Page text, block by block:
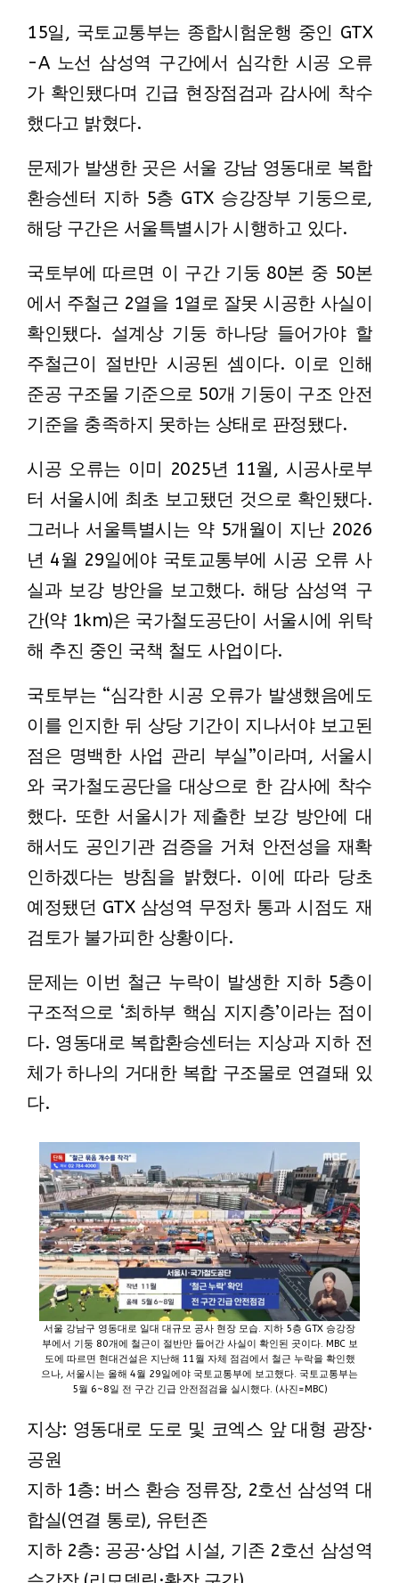
15일, 국토교통부는 종합시험운행 중인 GTX
-A 노선 삼성역 구간에서 심각한 시공 오류
가 확인됐다며 긴급 현장점검과 감사에 착수
했다고 밝혔다.
문제가 발생한 곳은 서울 강남 영동대로 복합
환승센터 지하 5층 GTX 승강장부 기둥으로,
해당 구간은 서울특별시가 시행하고 있다.
국토부에 따르면 이 구간 기둥 80본 중 50본
에서 주철근 2열을 1열로 잘못 시공한 사실이
확인됐다. 설계상 기둥 하나당 들어가야 할
주철근이 절반만 시공된 셈이다. 이로 인해
준공 구조물 기준으로 50개 기둥이 구조 안전
기준을 충족하지 못하는 상태로 판정됐다.
시공 오류는 이미 2025년 11월, 시공사로부
터 서울시에 최초 보고됐던 것으로 확인됐다.
그러나 서울특별시는 약 5개월이 지난 2026
년 4월 29일에야 국토교통부에 시공 오류 사
실과 보강 방안을 보고했다. 해당 삼성역 구
간(약 1km)은 국가철도공단이 서울시에 위탁
해 추진 중인 국책 철도 사업이다.
국토부는 “심각한 시공 오류가 발생했음에도
이를 인지한 뒤 상당 기간이 지나서야 보고된
점은 명백한 사업 관리 부실”이라며, 서울시
와 국가철도공단을 대상으로 한 감사에 착수
했다. 또한 서울시가 제출한 보강 방안에 대
해서도 공인기관 검증을 거쳐 안전성을 재확
인하겠다는 방침을 밝혔다. 이에 따라 당초
예정됐던 GTX 삼성역 무정차 통과 시점도 재
검토가 불가피한 상황이다.
문제는 이번 철근 누락이 발생한 지하 5층이
구조적으로 ‘최하부 핵심 지지층’이라는 점이
다. 영동대로 복합환승센터는 지상과 지하 전
체가 하나의 거대한 복합 구조물로 연결돼 있
다.
서울 강남구 영동대로 일대 대규모 공사 현장 모습. 지하 5층 GTX 승강장
부에서 기둥 80개에 철근이 절반만 들어간 사실이 확인된 곳이다. MBC 보
도에 따르면 현대건설은 지난해 11월 자체 점검에서 철근 누락을 확인했
으나, 서울시는 올해 4월 29일에야 국토교통부에 보고했다. 국토교통부는
5월 6~8일 전 구간 긴급 안전점검을 실시했다. (사진=MBC)
지상: 영동대로 도로 및 코엑스 앞 대형 광장·
공원
지하 1층: 버스 환승 정류장, 2호선 삼성역 대
합실(연결 통로), 유턴존
지하 2층: 공공·상업 시설, 기존 2호선 삼성역